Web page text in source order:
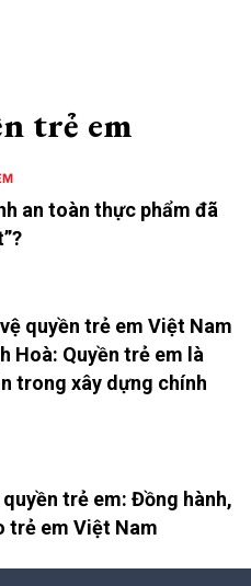
trẻ em
an toàn thực phẩm đã
quyền trẻ em Việt Nam
Hoà: Quyền trẻ em là
trong xây dựng chính
trẻ em: Đồng hành,
trẻ em Việt Nam